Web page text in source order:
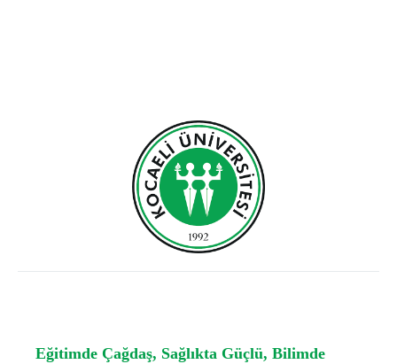
Eğitimde Çağdaş, Sağlıkta Güçlü, Bilimde